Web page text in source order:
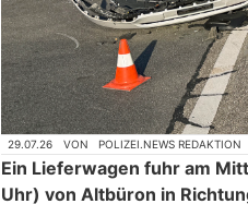
29.07.26 VON POLIZEI.NEWS REDAKTION
Ein Lieferwagen fuhr am
Uhr) von Altbüron in